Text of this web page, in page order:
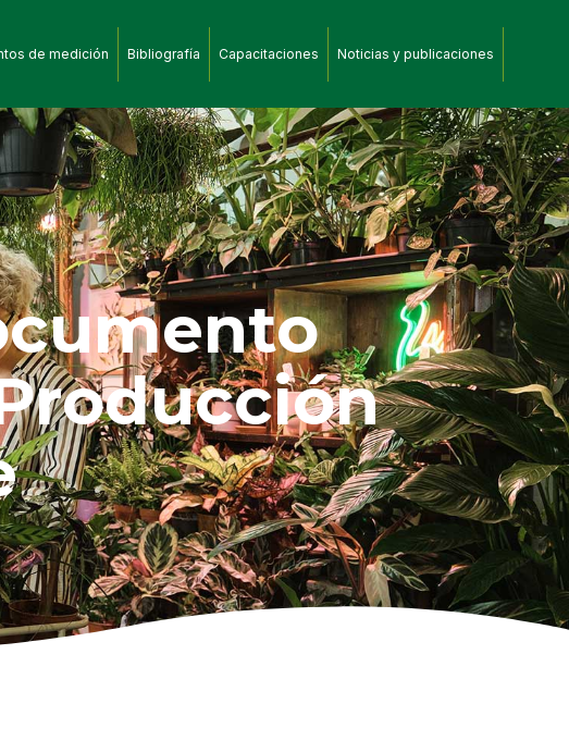
de medición Bibliografía Capacitaciones Noticias y publicaciones